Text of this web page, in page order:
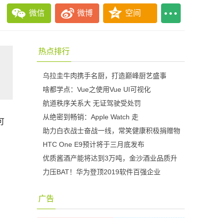
微信 微博 空间
热点排行
乌拉圭牛肉携手名厨，打造巅峰厨艺盛事
啥都学点：Vue之使用Vue UI可视化
航道秩序关系大 无证驾驶受处罚
从绝密到畅销：Apple Watch 走
助力白衣战士奋战一线，常笑健康积极捐赠物
HTC One E9预计将于三月底发布
优质酱酒产能将达到3万吨，金沙酒业品质升
力压BAT！华为登顶2019软件百强企业
广告